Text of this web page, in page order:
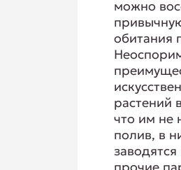
можно
обитания
растений
что им не
полив, в